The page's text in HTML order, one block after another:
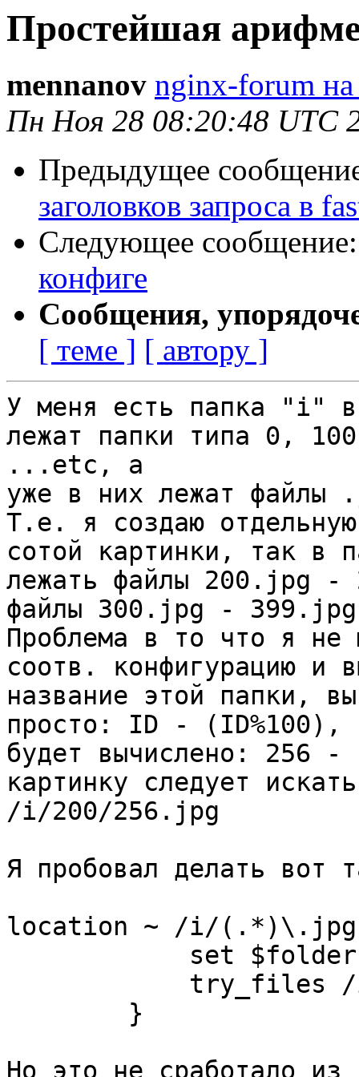
Простейшая
mennanov nginx-forum
Пн Ноя 28 08:20:48 UTC
Предыдущее
заголовков запроса в
Следующее
конфиге
Сообщения,
[ теме ] [ автору ]
У меня есть папка "i"
лежат папки типа 0,
...etc, а
уже в них лежат файлы
Т.е. я создаю
сотой картинки, так в
лежать файлы 200.jpg -
файлы 300.jpg - 399.jpg
Проблема в то что я не
соотв. конфигурацию и
название этой папки,
просто: ID -
будет вычислено: 256
картинку следует
/i/200/256.jpg
Я пробовал делать вот
location ~ /i/
Но это не сработало из